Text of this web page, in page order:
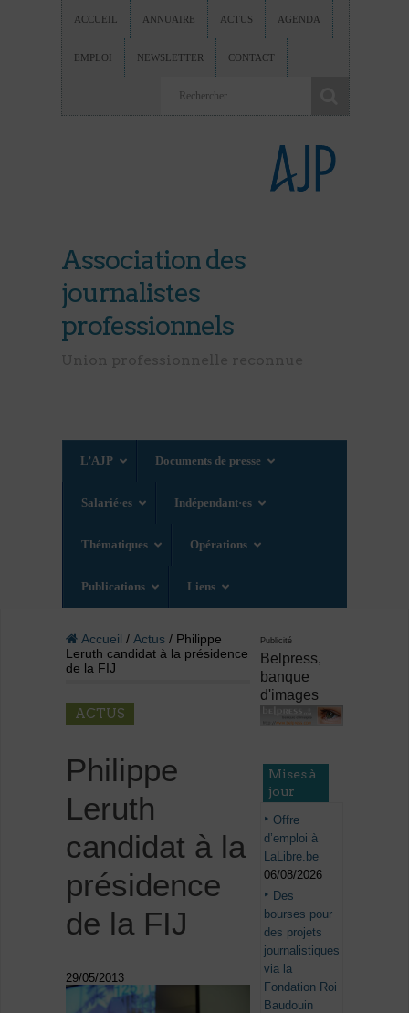
ACCUEIL ANNUAIRE ACTUS AGENDA
EMPLOI NEWSLETTER CONTACT
Association des
journalistes
professionnels
L’AJP Documents de presse
Salarié·es Indépendant·es
Thématiques Opérations
Publications Liens
Accueil / Actus/ Philippe
Leruth candidat à la présidence
de la FIJ
ACTUS
Philippe
Leruth
candidat à la
présidence
de la FIJ
29/05/2013
Publicité
Belpress,
banque
d'images
Mises à
jour
Offre
d’emploi à
LaLibre.be
06/08/2026
Des
bourses pour
des projets
journalistiques
via la
Fondation Roi
Baudouin